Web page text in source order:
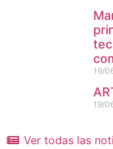
19/
19/
Ver todas las